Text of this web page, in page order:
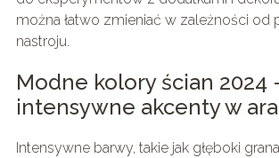
można łatwo zmieniać w zależności od
nastroju.
Modne kolory ścian 2024
intensywne akcenty w
Intensywne barwy, takie jak głęboki